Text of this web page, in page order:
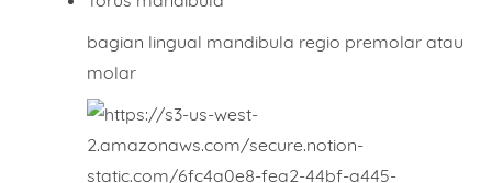
bagian lingual mandibula regio premolar atau
molar